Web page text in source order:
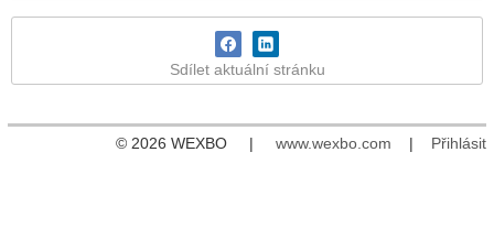
Sdílet aktuální stránku
© 2026 WEXBO | www.wexbo.com | Přihlásit